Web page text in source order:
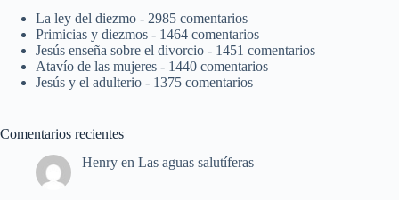
La ley del diezmo - 2985 comentarios
Primicias y diezmos - 1464 comentarios
Jesús enseña sobre el divorcio - 1451 comentarios
Atavío de las mujeres - 1440 comentarios
Jesús y el adulterio - 1375 comentarios
Comentarios recientes
Henry en Las aguas salutíferas